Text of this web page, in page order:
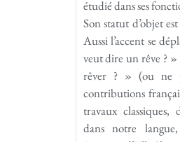
étudié dans ses
Son statut d’objet
Aussi l’accent se
veut dire un rêve ? »
rêver ? » (ou ne
contributions
travaux classiques,
dans notre